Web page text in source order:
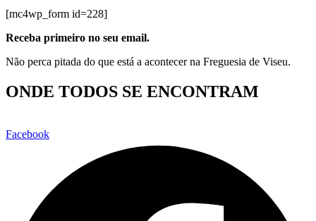
[mc4wp_form id=228]
Receba primeiro no seu email.
Não perca pitada do que está a acontecer na Freguesia de Viseu.
ONDE TODOS SE ENCONTRAM
Facebook